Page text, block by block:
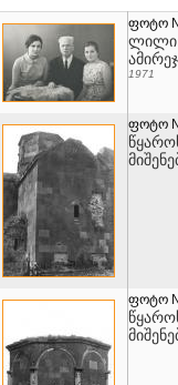
ფოტო
ლილი
1971
ფოტო
ფოტო